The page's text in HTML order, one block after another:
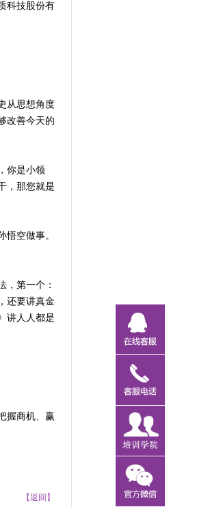
科技股份有
从思想角度
改善今天的
你是小领
，那您就是
空做事。
，第一个：
还要讲真金
讲人人都是
握商机、赢
【返回】